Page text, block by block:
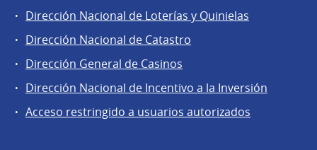
Áreas
de
la
Dirección
General
de
Secretaría
Dirección Nacional de Loterías y Quinielas
Dirección Nacional de Catastro
Dirección General de Casinos
Dirección Nacional de Incentivo a la Inversión
Acceso restringido a usuarios autorizados